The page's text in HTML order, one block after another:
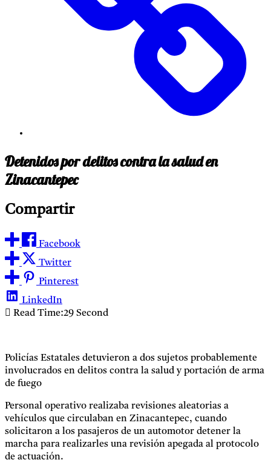
Detenidos por delitos contra la salud en
Zinacantepec
Compartir
Facebook
Twitter
Pinterest
LinkedIn
Read Time:29 Second
Policías Estatales detuvieron a dos sujetos probablemente
involucrados en delitos contra la salud y portación de arma
de fuego
Personal operativo realizaba revisiones aleatorias a
vehículos que circulaban en Zinacantepec, cuando
solicitaron a los pasajeros de un automotor detener la
marcha para realizarles una revisión apegada al protocolo
de actuación.